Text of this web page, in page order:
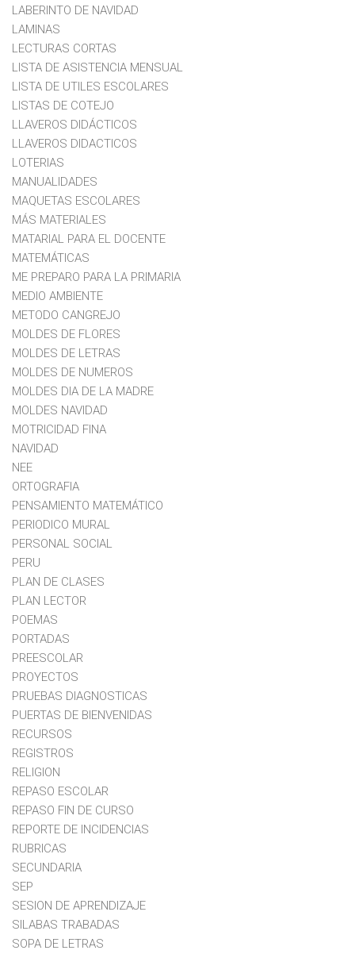
LABERINTO DE NAVIDAD
LAMINAS
LECTURAS CORTAS
LISTA DE ASISTENCIA MENSUAL
LISTA DE UTILES ESCOLARES
LISTAS DE COTEJO
LLAVEROS DIDÁCTICOS
LLAVEROS DIDACTICOS
LOTERIAS
MANUALIDADES
MAQUETAS ESCOLARES
MÁS MATERIALES
MATARIAL PARA EL DOCENTE
MATEMÁTICAS
ME PREPARO PARA LA PRIMARIA
MEDIO AMBIENTE
METODO CANGREJO
MOLDES DE FLORES
MOLDES DE LETRAS
MOLDES DE NUMEROS
MOLDES DIA DE LA MADRE
MOLDES NAVIDAD
MOTRICIDAD FINA
NAVIDAD
NEE
ORTOGRAFIA
PENSAMIENTO MATEMÁTICO
PERIODICO MURAL
PERSONAL SOCIAL
PERU
PLAN DE CLASES
PLAN LECTOR
POEMAS
PORTADAS
PREESCOLAR
PROYECTOS
PRUEBAS DIAGNOSTICAS
PUERTAS DE BIENVENIDAS
RECURSOS
REGISTROS
RELIGION
REPASO ESCOLAR
REPASO FIN DE CURSO
REPORTE DE INCIDENCIAS
RUBRICAS
SECUNDARIA
SEP
SESION DE APRENDIZAJE
SILABAS TRABADAS
SOPA DE LETRAS